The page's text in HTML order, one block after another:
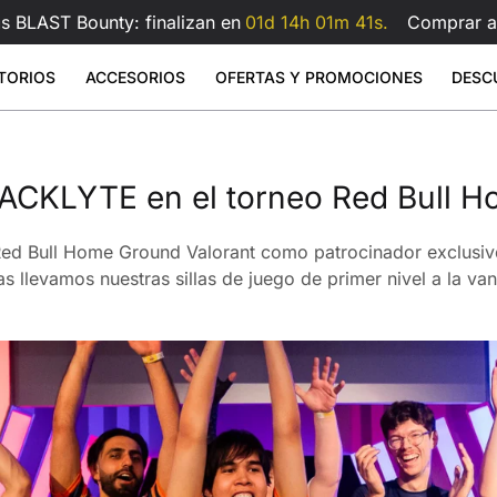
BLAST Bounty: finalizan en 01d 14h 01m 40s. Comprar
ACCESORIOS OFERTAS Y PROMOCIONES
Brazo para doble monitor Atlas
Cojín lumbar para silla gaming
Todos los accesorios
€599 Atlas
€99
€209
Ver todo
en el torneo Red Bull
Bull Home Ground Valorant como patrocinador
llevamos nuestras sillas de juego de primer nivel a la